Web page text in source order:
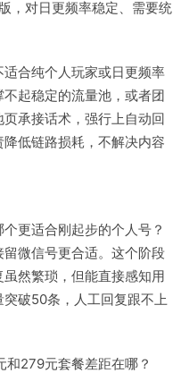
，对日更频率稳定、需要统
合纯个人玩家或日更频率
起稳定的流量池，或者团
承接话术，强行上自动回
低链路损耗，不解决内容
更适合刚起步的个人号？
微信号更合适。这个阶段
然繁琐，但能直接感知用
破50条，人工回复跟不上
279元套餐差距在哪？